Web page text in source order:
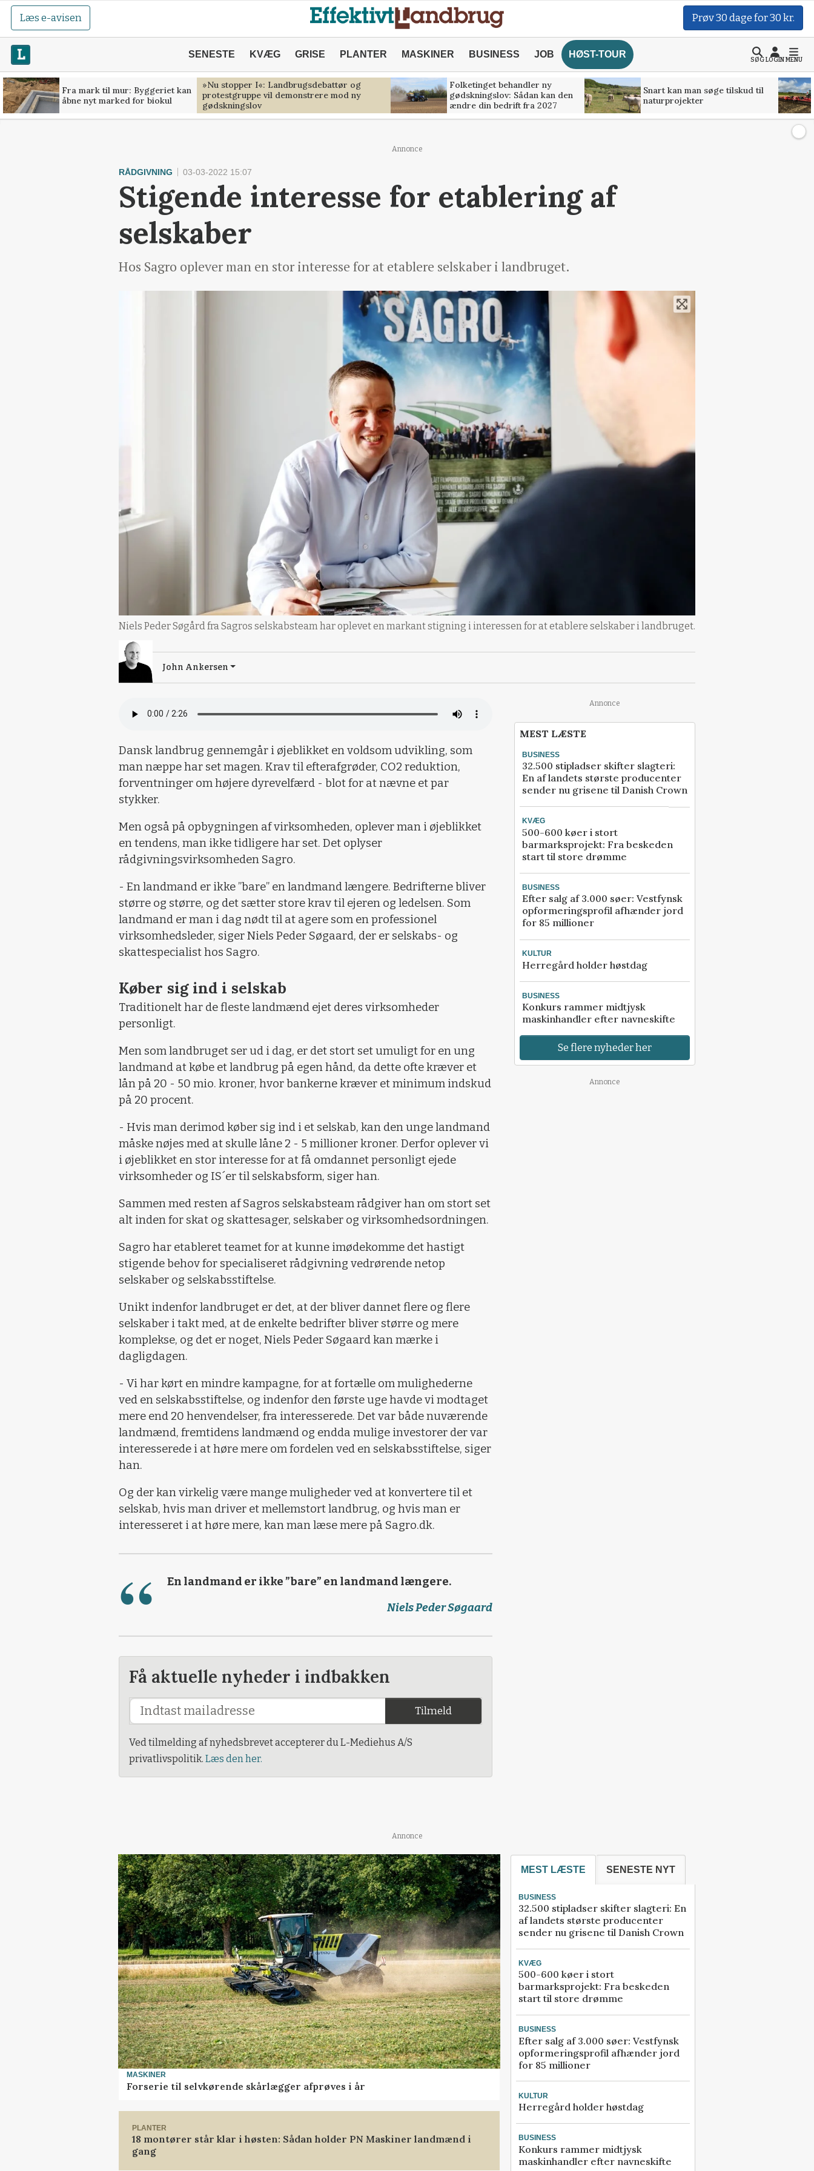
Læs e-avisen Prøv 30 dage for 30 kr.
SENESTE KVÆG GRISE PLANTER MASKINER BUSINESS JOB HØST-TOUR
SØGLOGINMENU
Fra mark til mur: Byggeriet kan
åbne nyt marked for biokul
»Nu stopper I«: Landbrugsdebattør og
protestgruppe vil demonstrere mod ny
gødskningslov
Folketinget behandler ny
gødskningslov: Sådan kan den
ændre din bedrift fra 2027
Snart kan man søge tilskud til
naturprojekter
Annonce
RÅDGIVNING 03-03-2022 15:07
Stigende interesse for etablering af
selskaber
Hos Sagro oplever man en stor interesse for at etablere selskaber i landbruget.
Niels Peder Søgård fra Sagros selskabsteam har oplevet en markant stigning i interessen for at etablere selskaber i landbruget.
John Ankersen
Dansk landbrug gennemgår i øjeblikket en voldsom udvikling, som
man næppe har set magen. Krav til efterafgrøder, CO2 reduktion,
forventninger om højere dyrevelfærd - blot for at nævne et par
stykker.
Men også på opbygningen af virksomheden, oplever man i øjeblikket
en tendens, man ikke tidligere har set. Det oplyser
rådgivningsvirksomheden Sagro.
- En landmand er ikke ”bare” en landmand længere. Bedrifterne bliver
større og større, og det sætter store krav til ejeren og ledelsen. Som
landmand er man i dag nødt til at agere som en professionel
virksomhedsleder, siger Niels Peder Søgaard, der er selskabs- og
skattespecialist hos Sagro.
Køber sig ind i selskab
Traditionelt har de fleste landmænd ejet deres virksomheder
personligt.
Men som landbruget ser ud i dag, er det stort set umuligt for en ung
landmand at købe et landbrug på egen hånd, da dette ofte kræver et
lån på 20 - 50 mio. kroner, hvor bankerne kræver et minimum indskud
på 20 procent.
- Hvis man derimod køber sig ind i et selskab, kan den unge landmand
måske nøjes med at skulle låne 2 - 5 millioner kroner. Derfor oplever vi
i øjeblikket en stor interesse for at få omdannet personligt ejede
virksomheder og IS´er til selskabsform, siger han.
Sammen med resten af Sagros selskabsteam rådgiver han om stort set
alt inden for skat og skattesager, selskaber og virksomhedsordningen.
Sagro har etableret teamet for at kunne imødekomme det hastigt
stigende behov for specialiseret rådgivning vedrørende netop
selskaber og selskabsstiftelse.
Unikt indenfor landbruget er det, at der bliver dannet flere og flere
selskaber i takt med, at de enkelte bedrifter bliver større og mere
komplekse, og det er noget, Niels Peder Søgaard kan mærke i
dagligdagen.
- Vi har kørt en mindre kampagne, for at fortælle om mulighederne
ved en selskabsstiftelse, og indenfor den første uge havde vi modtaget
mere end 20 henvendelser, fra interesserede. Det var både nuværende
landmænd, fremtidens landmænd og endda mulige investorer der var
interesserede i at høre mere om fordelen ved en selskabsstiftelse, siger
han.
Og der kan virkelig være mange muligheder ved at konvertere til et
selskab, hvis man driver et mellemstort landbrug, og hvis man er
interesseret i at høre mere, kan man læse mere på Sagro.dk.
En landmand er ikke ”bare” en landmand længere.
Niels Peder Søgaard
Få aktuelle nyheder i indbakken
Tilmeld
Ved tilmelding af nyhedsbrevet accepterer du L-Mediehus A/S
privatlivspolitik. Læs den her.
Annonce
MEST LÆSTE
BUSINESS
32.500 stipladser skifter slagteri:
En af landets største producenter
sender nu grisene til Danish Crown
KVÆG
500-600 køer i stort
barmarksprojekt: Fra beskeden
start til store drømme
BUSINESS
Efter salg af 3.000 søer: Vestfynsk
opformeringsprofil afhænder jord
for 85 millioner
KULTUR
Herregård holder høstdag
BUSINESS
Konkurs rammer midtjysk
maskinhandler efter navneskifte
Se flere nyheder her
Annonce
Annonce
MASKINER
Forserie til selvkørende skårlægger afprøves i år
PLANTER
18 montører står klar i høsten: Sådan holder PN Maskiner landmænd i
gang
MEST LÆSTE SENESTE NYT
BUSINESS
32.500 stipladser skifter slagteri: En
af landets største producenter
sender nu grisene til Danish Crown
KVÆG
500-600 køer i stort
barmarksprojekt: Fra beskeden
start til store drømme
BUSINESS
Efter salg af 3.000 søer: Vestfynsk
opformeringsprofil afhænder jord
for 85 millioner
KULTUR
Herregård holder høstdag
BUSINESS
Konkurs rammer midtjysk
maskinhandler efter navneskifte